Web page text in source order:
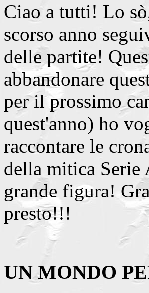
Ciao a tutti! Lo
scorso anno
delle partite!
abbandonare
per il prossimo
quest'anno) ho
raccontare le
della mitica
grande figura!
presto!!!
UN MONDO